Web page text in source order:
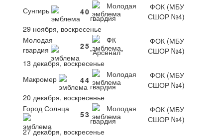
Сунгирь
40
Молодая
гвардия
ФОК (МБУ
СШОР №4)
29 ноября, воскресенье
Молодая
гвардия
25
ФК
"Арсенал"
ФОК (МБУ
СШОР №4)
13 декабря, воскресенье
Макромер
44
Молодая
гвардия
ФОК (МБУ
СШОР №4)
20 декабря, воскресенье
Город Солнца
53
Молодая
гвардия
ФОК (МБУ
СШОР №4)
27 декабря, воскресенье